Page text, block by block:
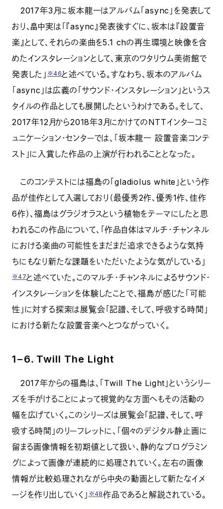
2017年3月に坂本龍一はアルバム「async」を発表して
おり、畠中実は「『async』発表後すぐに、坂本は『設置音
楽』として、それらの楽曲を5.1 chの再生環境と映像を含
めたインスタレーションとして、東京のワタリウム美術館で
発表した」 ※46と述べている。すなわち、坂本のアルバム
「async」は広義の「サウンド・インスタレーション」というス
タイルの作品としても展開したというわけである。そして、
2017年12月から2018年3月にかけてのNTTインターコミ
ュニケーション・センターでは、「坂本龍一 設置音楽コンテ
スト」に入賞した作品の上演が行われることとなった。
このコンテストには福島の「gladiolus white」という作
品が佳作として入選しており（最優秀2作、優秀1作、佳作
6作）、福島はグラジオラスという植物をテーマにしたと思
われるこの作品について、「作品自体はマルチ・チャンネル
における楽曲の可能性をまだまだ追求できるような気持
ちにもなり新たな課題をいただいたような気がしている」
※47と述べていた。このマルチ・チャンネルによるサウンド・
インスタレーションを体験したことで、福島が感じた「可能
性」に対する探索は展覧会「記譜、そして、呼吸する時間」
における新たな設置音楽へとつながっていく。
1−6．Twill The Light
2017年からの福島は、「Twill The Light」というシリー
ズを手がけることによって視覚的な方面へもその活動の
幅を広げていく。このシリーズは展覧会「記譜、そして、呼
吸する時間」のリーフレットに、「個々のデジタル静止画に
留まる画像情報を初期値として扱い、静的なプログラミン
グによって画像が連続的に処理されていく。左右の画像
情報が比較処理されながら中央の動画として新たなイメ
ージを作り出していく」※48作品であると解説されている。